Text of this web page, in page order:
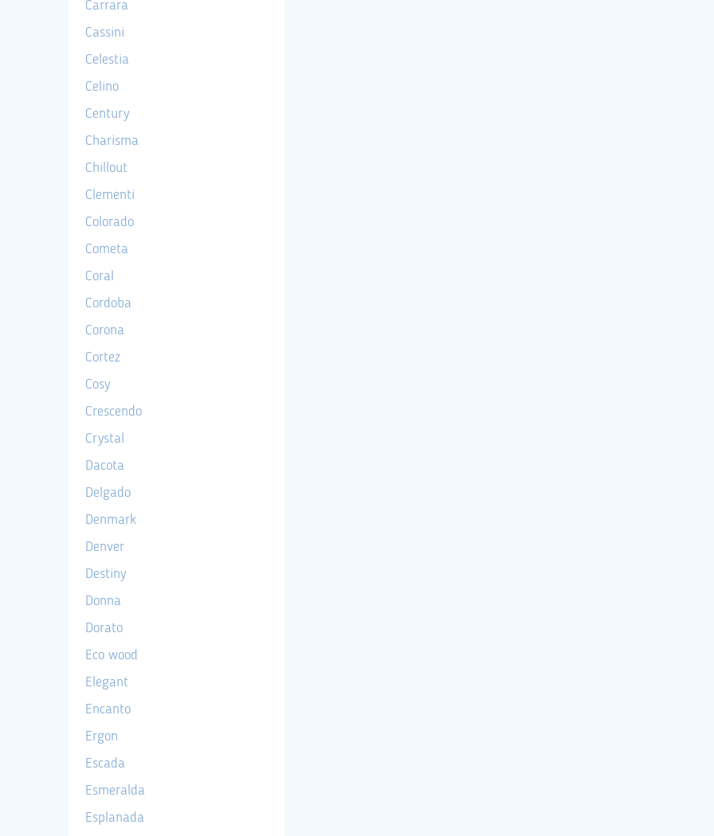
Carrara
Cassini
Celestia
Celino
Century
Charisma
Chillout
Clementi
Colorado
Cometa
Coral
Cordoba
Corona
Cortez
Cosy
Crescendo
Crystal
Dacota
Delgado
Denmark
Denver
Destiny
Donna
Dorato
Eco wood
Elegant
Encanto
Ergon
Escada
Esmeralda
Esplanada